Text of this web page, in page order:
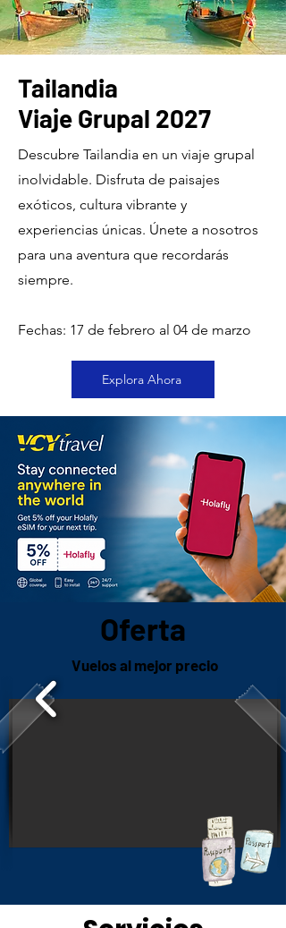
Tailandia
Viaje Grupal 2027
Descubre Tailandia en un viaje grupal
inolvidable. Disfruta de paisajes
exóticos, cultura vibrante y
experiencias únicas. Únete a nosotros
para una aventura que recordarás
siempre.
Fechas: 17 de febrero al 04 de marzo
Explora Ahora
Oferta
Vuelos al mejor precio